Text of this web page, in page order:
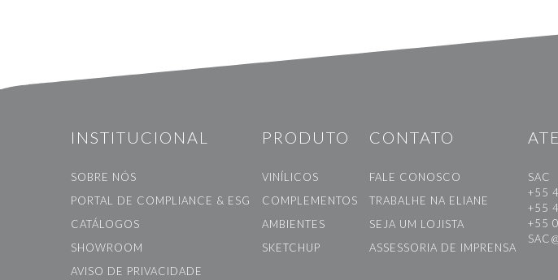
INSTITUCIONAL
SOBRE NÓS
PORTAL DE COMPLIANCE & ESG
CATÁLOGOS
SHOWROOM
AVISO DE PRIVACIDADE
PRODUTO
VINÍLICOS
COMPLEMENTOS
AMBIENTES
SKETCHUP
CONTATO
FALE CONOSCO
TRABALHE NA ELIANE
SEJA UM LOJISTA
ASSESSORIA DE IMPRENSA
SAC
+55
+55
+55